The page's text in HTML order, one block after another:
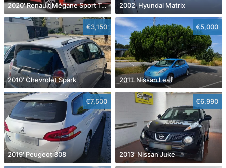
2020' Renault Mégane Sport Tourer 2002' Hyundai Matrix
€3,150
2010' Chevrolet Spark
€5,000
2011' Nissan Leaf
€7,500
2019' Peugeot 308
€6,990
2013' Nissan Juke